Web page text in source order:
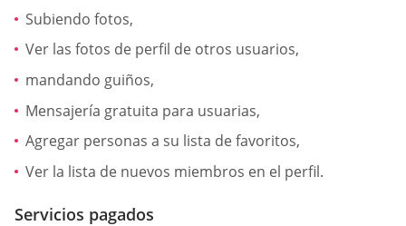
Subiendo fotos,
Ver las fotos de perfil de otros usuarios,
mandando guiños,
Mensajería gratuita para usuarias,
Agregar personas a su lista de favoritos,
Ver la lista de nuevos miembros en el perfil.
Servicios pagados